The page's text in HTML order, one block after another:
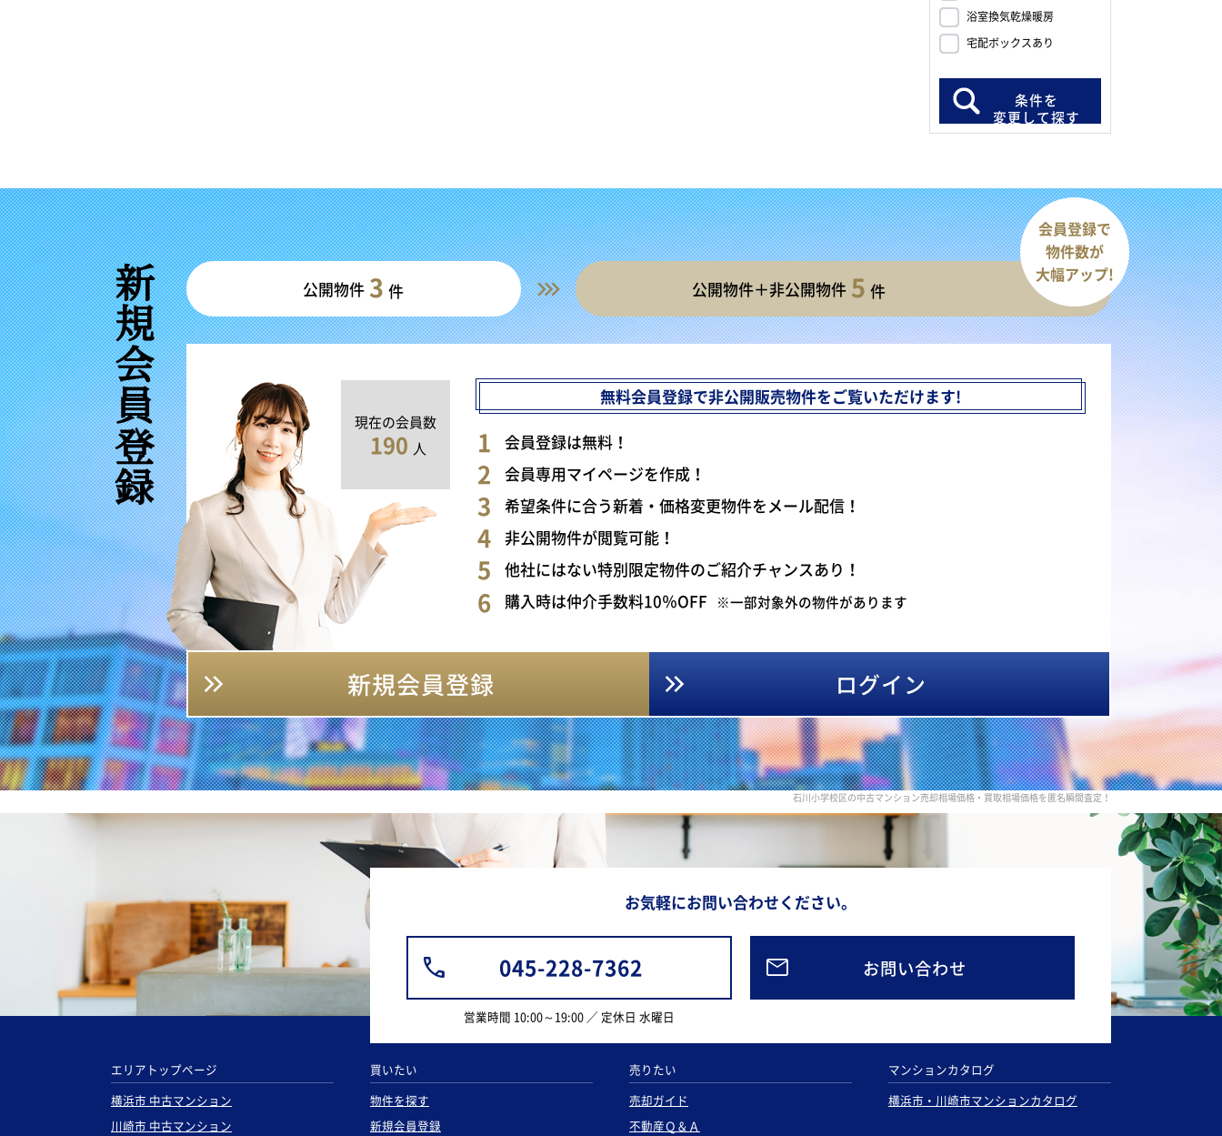
浴室換気乾燥暖房
宅配ボックスあり
条件を
変更して探す
新規会員登録 公開物件 3 件 公開物件＋非公開物件 5 件
会員登録で
物件数が
大幅アップ!
現在の会員数
190 人
無料会員登録で非公開販売物件をご覧いただけます!
会員登録は無料！
会員専用マイページを作成！
希望条件に合う新着・価格変更物件をメール配信！
非公開物件が閲覧可能！
他社にはない特別限定物件のご紹介チャンスあり！
購入時は仲介手数料10％OFF ※一部対象外の物件があります
新規会員登録 ログイン
石川小学校区の中古マンション売却相場価格・買取相場価格を匿名瞬間査定！
お気軽にお問い合わせください。
045-228-7362
営業時間 10:00～19:00 ／ 定休日 水曜日
お問い合わせ
エリアトップページ
横浜市 中古マンション
川崎市 中古マンション
買いたい
物件を探す
新規会員登録
売りたい
売却ガイド
不動産Ｑ＆Ａ
マンションカタログ
横浜市・川崎市マンションカタログ